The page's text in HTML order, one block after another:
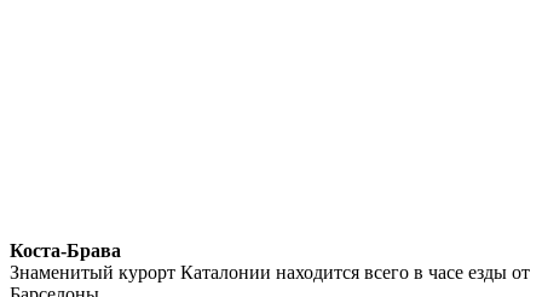
Коста-Брава
Знаменитый курорт Каталонии находится всего в часе езды от